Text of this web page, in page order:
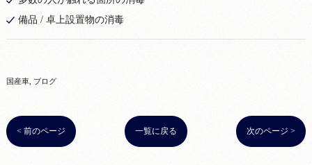
備品 / 卓上設置物の消毒
国産車 ブログ
< 前のページ 一覧に戻る 次のページ >